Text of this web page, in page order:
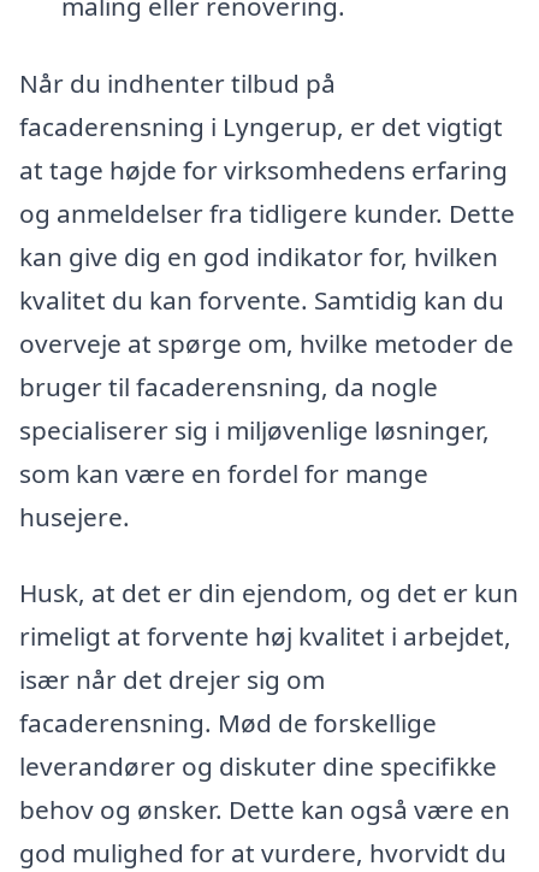
Når du indhenter tilbud på
facaderensning i Lyngerup, er det vigtigt
at tage højde for virksomhedens erfaring
og anmeldelser fra tidligere kunder. Dette
kan give dig en god indikator for, hvilken
kvalitet du kan forvente. Samtidig kan du
overveje at spørge om, hvilke metoder de
bruger til facaderensning, da nogle
specialiserer sig i miljøvenlige løsninger,
som kan være en fordel for mange
husejere.
Husk, at det er din ejendom, og det er kun
rimeligt at forvente høj kvalitet i arbejdet,
især når det drejer sig om
facaderensning. Mød de forskellige
leverandører og diskuter dine specifikke
behov og ønsker. Dette kan også være en
god mulighed for at vurdere, hvorvidt du